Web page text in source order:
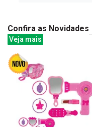
Confira as Novidades
Veja mais